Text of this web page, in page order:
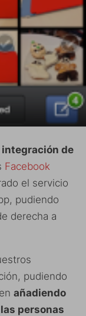
integración de
Facebook
el servicio
pudiendo
derecha a
pudiendo
añadiendo
personas